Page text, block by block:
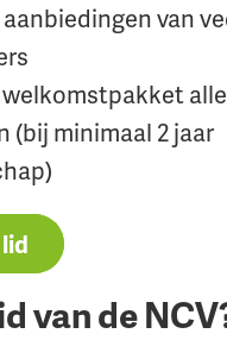
van
welkomstpakket
(bij minimaal 2 jaar
van de